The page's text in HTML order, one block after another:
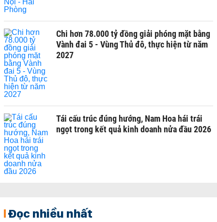
Chi hơn 78.000 tỷ đồng giải phóng mặt bằng
Vành đai 5 - Vùng Thủ đô, thực hiện từ năm
2027
Tái cấu trúc đúng hướng, Nam Hoa hái trái
ngọt trong kết quả kinh doanh nửa đầu 2026
Đọc nhiều nhất